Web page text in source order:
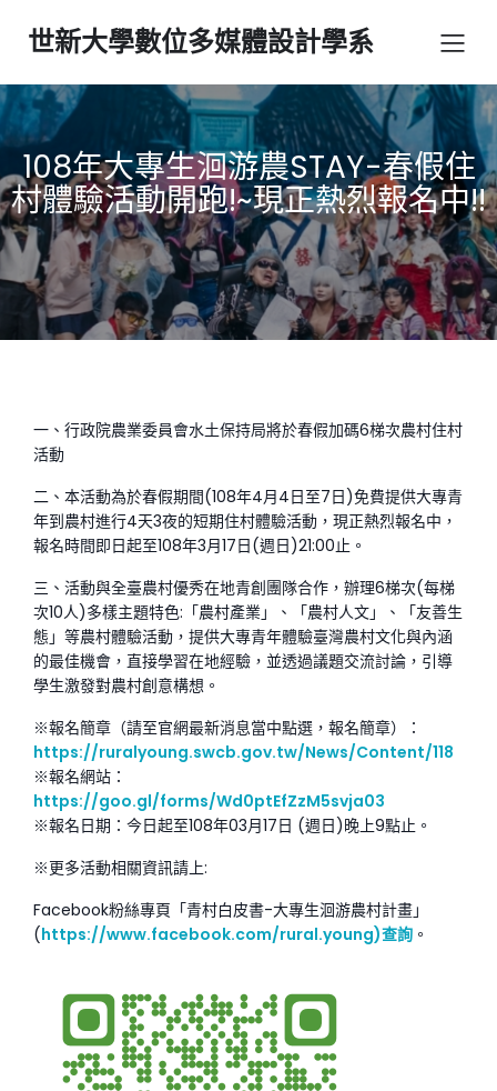
世新大學數位多媒體設計學系
108年大專生洄游農STAY-春假住
村體驗活動開跑!~現正熱烈報名中!!
一、行政院農業委員會水土保持局將於春假加碼6梯次農村住村
活動
二、本活動為於春假期間(108年4月4日至7日)免費提供大專青
年到農村進行4天3夜的短期住村體驗活動，現正熱烈報名中，
報名時間即日起至108年3月17日(週日)21:00止。
三、活動與全臺農村優秀在地青創團隊合作，辦理6梯次(每梯
次10人)多樣主題特色:「農村產業」、「農村人文」、「友善生
態」等農村體驗活動，提供大專青年體驗臺灣農村文化與內涵
的最佳機會，直接學習在地經驗，並透過議題交流討論，引導
學生激發對農村創意構想。
※報名簡章（請至官網最新消息當中點選，報名簡章）：
https://ruralyoung.swcb.gov.tw/News/Content/118
※報名網站：
https://goo.gl/forms/Wd0ptEfZzM5svja03
※報名日期：今日起至108年03月17日 (週日)晚上9點止。
※更多活動相關資訊請上:
Facebook粉絲專頁「青村白皮書-大專生洄游農村計畫」
(https://www.facebook.com/rural.young)查詢 。